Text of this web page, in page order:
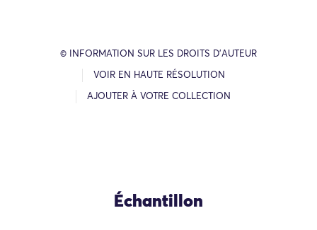
© INFORMATION SUR LES DROITS D’AUTEUR
VOIR EN HAUTE RÉSOLUTION
AJOUTER À VOTRE COLLECTION
Échantillon